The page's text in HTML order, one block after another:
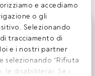
e accediamo
o gli
Selezionando
tracciamento di
e i nostri partner
selezionando “Rifiuta
le disabiliterai. Se i
FundsPeople. Se
Login. Se non
registrarti per scoprire
da offrire.